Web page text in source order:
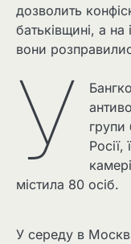
дозволить
батьківщині, а
вони
У
групи
Росії,
містила 80 осіб.
У середу в